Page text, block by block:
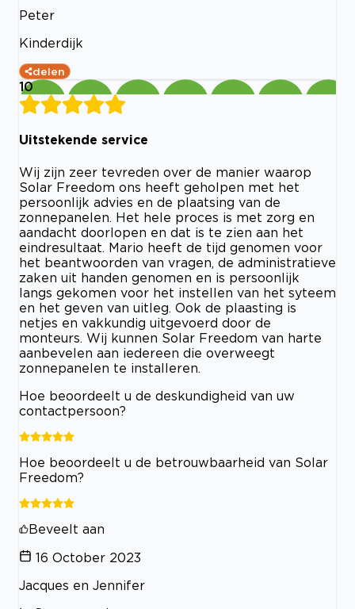
Peter
Kinderdijk
delen
10
Uitstekende service
Wij zijn zeer tevreden over de manier waarop
Solar Freedom ons heeft geholpen met het
persoonlijk advies en de plaatsing van de
zonnepanelen. Het hele proces is met zorg en
aandacht doorlopen en dat is te zien aan het
eindresultaat. Mario heeft de tijd genomen voor
het beantwoorden van vragen, de administratieve
zaken uit handen genomen en is persoonlijk
langs gekomen voor het instellen van het syteem
en het geven van uitleg. Ook de plaasting is
netjes en vakkundig uitgevoerd door de
monteurs. Wij kunnen Solar Freedom van harte
aanbevelen aan iedereen die overweegt
zonnepanelen te installeren.
Hoe beoordeelt u de deskundigheid van uw
contactpersoon?
Hoe beoordeelt u de betrouwbaarheid van Solar
Freedom?
Beveelt aan
16 October 2023
Jacques en Jennifer